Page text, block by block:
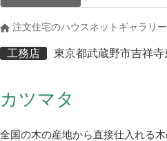
注文住宅のハウスネットギャラリー
工務店 東京都武蔵野市吉祥寺
カツマタ
全国の木の産地から直接仕入れる